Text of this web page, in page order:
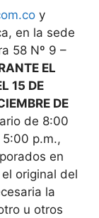
y
en la sede
58 Nº 9 –
EL
15 DE
DE
de 8:00
p.m.,
en
original del
la
u otros